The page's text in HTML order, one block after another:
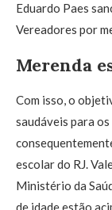
Eduardo Paes
Vereadores por
Merenda
Com isso, o
saudáveis para
escolar do RJ.
Ministério da
de idade estão